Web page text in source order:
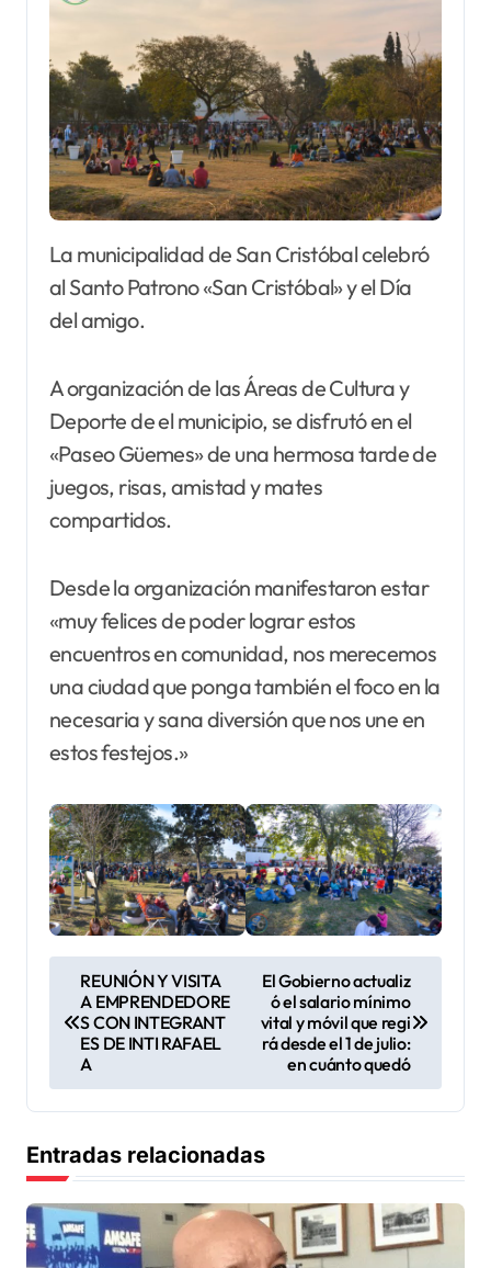
La municipalidad de San Cristóbal celebró
al Santo Patrono «San Cristóbal» y el Día
del amigo.
A organización de las Áreas de Cultura y
Deporte de el municipio, se disfrutó en el
«Paseo Güemes» de una hermosa tarde de
juegos, risas, amistad y mates
compartidos.
Desde la organización manifestaron estar
«muy felices de poder lograr estos
encuentros en comunidad, nos merecemos
una ciudad que ponga también el foco en la
necesaria y sana diversión que nos une en
estos festejos.»
e
g
a
c
i
REUNIÓN Y VISITA
A EMPRENDEDORE
S CON INTEGRANT
ES DE INTI RAFAEL
A
El Gobierno actualiz
ó el salario mínimo
vital y móvil que regi
rá desde el 1 de julio:
en cuánto quedó
Entradas relacionadas